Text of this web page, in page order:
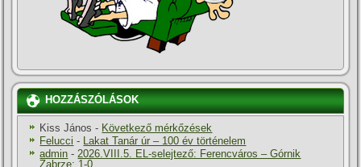
HOZZÁSZÓLÁSOK
Kiss János - Következő mérkőzések
Felucci - Lakat Tanár úr – 100 év történelem
admin -2026.VIII.5. EL-selejtező: Ferencváros – Górnik
Zabrze: 1-0